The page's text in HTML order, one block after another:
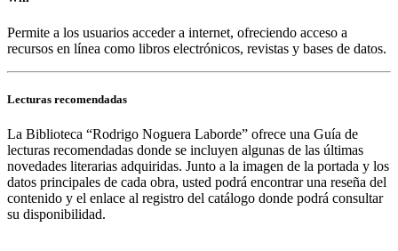
Permite a los usuarios acceder a internet, ofreciendo acceso a
recursos en línea como libros electrónicos, revistas y bases de datos.
Lecturas recomendadas
La Biblioteca “Rodrigo Noguera Laborde” ofrece una Guía de
lecturas recomendadas donde se incluyen algunas de las últimas
novedades literarias adquiridas. Junto a la imagen de la portada y los
datos principales de cada obra, usted podrá encontrar una reseña del
contenido y el enlace al registro del catálogo donde podrá consultar
su disponibilidad.